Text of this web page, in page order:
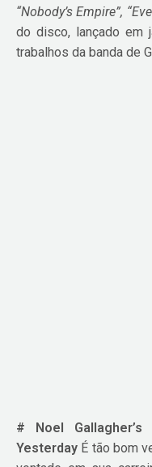
“Nobody’s Empire”,
do disco, lançado em
trabalhos da banda de
# Noel
Yesterday É tão bom